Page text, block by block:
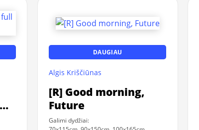
DAUGIAU
Algis Kriščiūnas
[R] Good morning,
Future
Galimi dydžiai: